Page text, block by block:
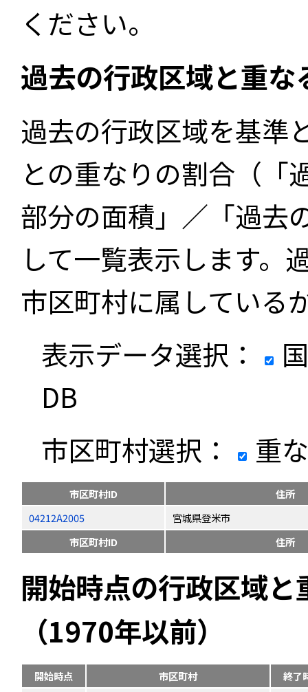
ください。
過去の行政区域と重
過去の行政区域を基準
との重なりの割合（「
部分の面積」／「過去
して一覧表示します。
市区町村に属している
表示データ選択：
DB
市区町村選択：
重
市区町村ID
住所
04212A2005
宮城県登米市
市区町村ID
住所
開始時点の行政区域
（1970年以前）
開始時点 市区町村
終了